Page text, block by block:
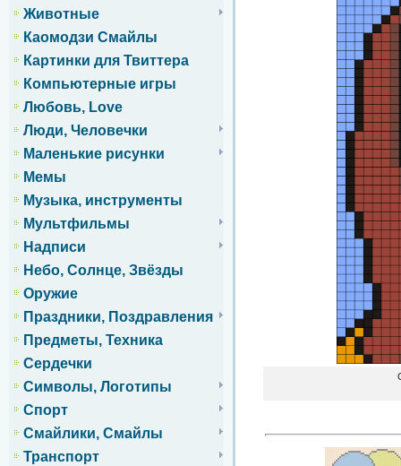
Животные
Каомодзи Смайлы
Картинки для Твиттера
Компьютерные игры
Любовь, Love
Люди, Человечки
Маленькие рисунки
Мемы
Музыка, инструменты
Мультфильмы
Надписи
Небо, Солнце, Звёзды
Оружие
Праздники, Поздравления
Предметы, Техника
Сердечки
Символы, Логотипы
Спорт
Смайлики, Смайлы
Транспорт